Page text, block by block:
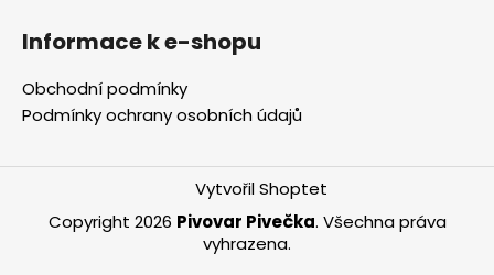
Informace k e-shopu
Obchodní podmínky
Podmínky ochrany osobních údajů
Vytvořil Shoptet
Copyright 2026 Pivovar Pivečka. Všechna práva
vyhrazena.